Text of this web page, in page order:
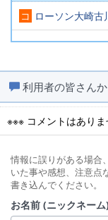
コ ローソン大崎古
利用者の皆さん
※※※ コメントはあり
情報に誤りがある場合
いた事や感想、注意点
書き込んでください。
お名前 (ニックネー